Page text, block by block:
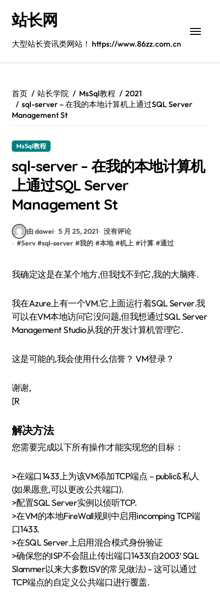
站长网
大型站长资讯类网站！ https://www.86zz.com.cn
首页 站长学院 MsSql教程
2021
sql-server – 在我的本地计算机上通过SQL Server
Management St
MsSql教程
sql-server – 在我的本地计算机
上通过SQL Server
Management St
由 dawei 5 月 25, 2021 没有评论
#Serv #sql-server #我的 #本地 #机上 #计算 #通过
我确定这是在某个地方,但我找不到它,我的大脑疼.
我在Azure上有一个VM.它上面运行着SQL Server.我
可以在VM本地访问它没问题,但我想通过SQL Server
Management Studio从我的开发计算机管理它.
这是可能的,我会使用什么信誉？ VM登录？
谢谢,
[R
解决方法
您需要完成以下所有操作才能实现您的目标：
>在端口1433上为该VM添加TCP端点 – public&私人
(如果愿意,可以更改公共端口).
>配置SQL Server实例以侦听TCP.
>在VM的本地FireWall规则中启用incomping TCP端
口1433.
>在SQL Server上启用混合模式身份验证
>确保您的ISP不会阻止传出端口1433(自2003′ SQL
Slammer以来大多数ISV的常见做法) – 这可以通过
TCP端点的自定义公共端口进行覆盖.